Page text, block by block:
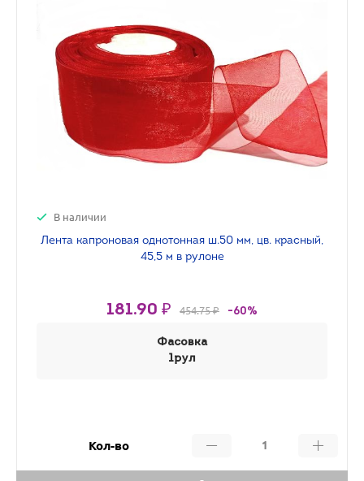
В наличии
Лента капроновая однотонная ш.50 мм, цв. красный,
45,5 м в рулоне
181.90 ₽ 454.75 ₽ -60%
Фасовка
1рул
Кол-во